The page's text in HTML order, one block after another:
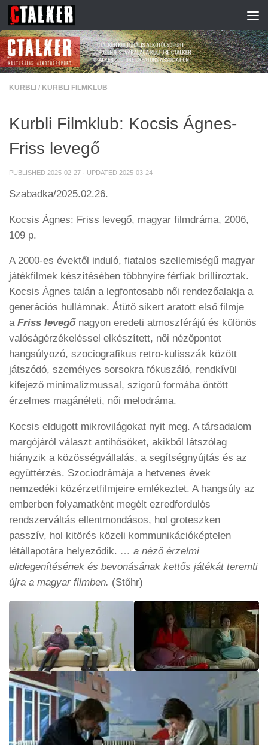
Skip to content
KURBLI / KURBLI FILMKLUB
Kurbli Filmklub: Kocsis Ágnes-
Friss levegő
PUBLISHED 2025-02-27 · UPDATED 2025-03-24
Szabadka/2025.02.26.
Kocsis Ágnes: Friss levegő, magyar filmdráma, 2006,
109 p.
A 2000-es évektől induló, fiatalos szellemiségű magyar
játékfilmek készítésében többnyire férfiak brillíroztak.
Kocsis Ágnes talán a legfontosabb női rendezőalakja a
generációs hullámnak. Átütő sikert aratott első filmje
a Friss levegő nagyon eredeti atmoszférájú és különös
valóságérzékeléssel elkészített, női nézőpontot
hangsúlyozó, szociografikus retro-kulisszák között
játszódó, személyes sorsokra fókuszáló, rendkívül
kifejező minimalizmussal, szigorú formába öntött
érzelmes magánéleti, női melodráma.
Kocsis eldugott mikrovilágokat nyit meg. A társadalom
margójáról választ antihősöket, akikből látszólag
hiányzik a közösségvállalás, a segítségnyújtás és az
együttérzés. Szociodrámája a hetvenes évek
nemzedéki közérzetfilmjeire emlékeztet. A hangsúly az
emberben folyamatként megélt ezredfordulós
rendszerváltás ellentmondásos, hol groteszken
passzív, hol kitörés közeli kommunikációképtelen
létállapotára helyeződik. … a néző érzelmi
elidegenítésének és bevonásának kettős játékát teremti
újra a magyar filmben. (Stőhr)